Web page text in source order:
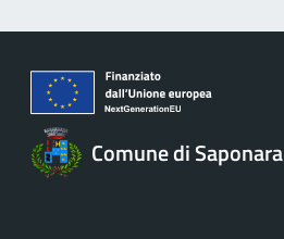
Comune di Saponara